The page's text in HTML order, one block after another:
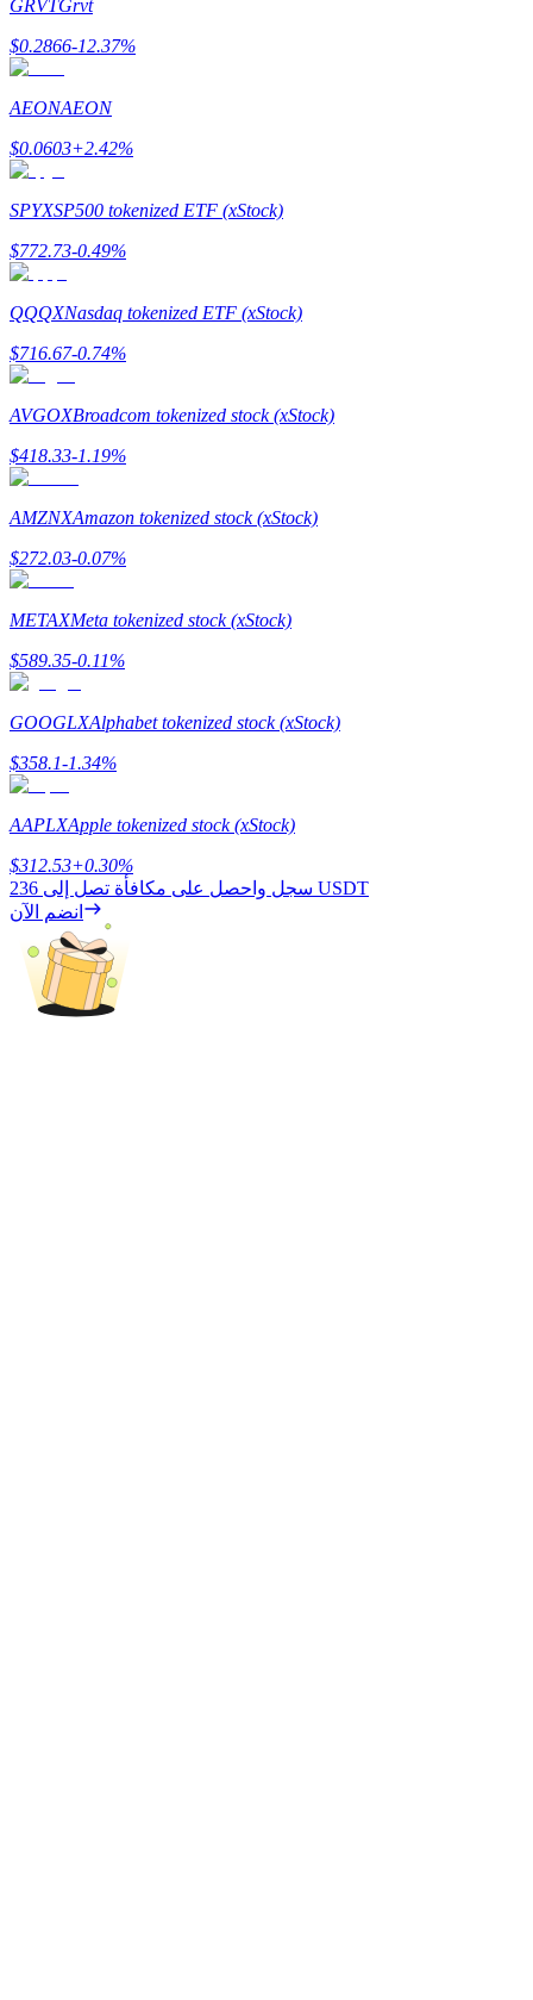
خنزير الطاقة
احصل على مكافآت تنافسية يوميًا
التوقيع المساحي
عوائد عالية والوصول الفوري
Launchpool
الرهان المرن لكسب العملات الرقمية الشهيرة
GRVTGrvt
$0.2866-12.37%
AEONAEON
$0.0603+2.42%
SPYXSP500 tokenized ETF (xStock)
$772.73-0.49%
QQQXNasdaq tokenized ETF (xStock)
$716.67-0.74%
AVGOXBroadcom tokenized stock (xStock)
$418.33-1.19%
AMZNXAmazon tokenized stock (xStock)
$272.03-0.07%
METAXMeta tokenized stock (xStock)
$589.35-0.11%
GOOGLXAlphabet tokenized stock (xStock)
$358.1-1.34%
AAPLXApple tokenized stock (xStock)
$312.53+0.30%
سجل واحصل على مكافأة تصل إلى 236 USDT
انضم الآن